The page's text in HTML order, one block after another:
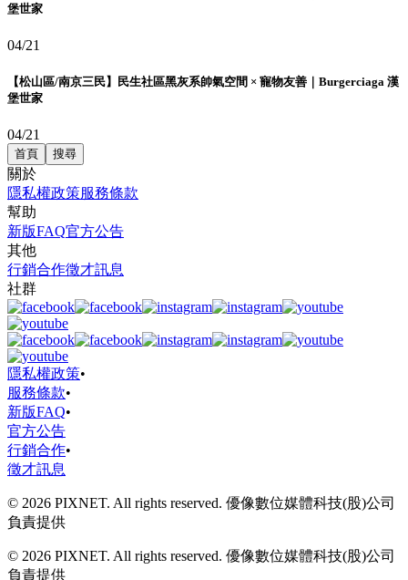
堡世家
04/21
【松山區/南京三民】民生社區黑灰系帥氣空間 × 寵物友善｜Burgerciaga 漢
堡世家
04/21
首頁 搜尋
關於
隱私權政策服務條款
幫助
新版FAQ官方公告
其他
行銷合作徵才訊息
社群
隱私權政策•
服務條款•
新版FAQ•
官方公告
行銷合作•
徵才訊息
© 2026 PIXNET. All rights reserved. 優像數位媒體科技(股)公司
負責提供
© 2026 PIXNET. All rights reserved. 優像數位媒體科技(股)公司
負責提供